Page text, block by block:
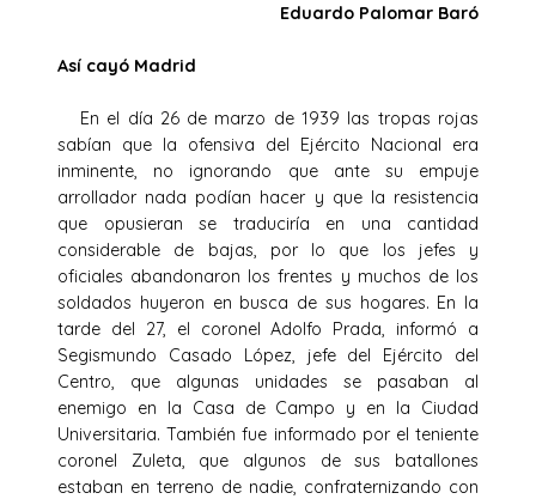
Eduardo Palomar Baró
Así cayó Madrid
En el día 26 de marzo de 1939 las tropas rojas
sabían que la ofensiva del Ejército Nacional era
inminente, no ignorando que ante su empuje
arrollador nada podían hacer y que la resistencia
que opusieran se traduciría en una cantidad
considerable de bajas, por lo que los jefes y
oficiales abandonaron los frentes y muchos de los
soldados huyeron en busca de sus hogares. En la
tarde del 27, el coronel Adolfo Prada, informó a
Segismundo Casado López, jefe del Ejército del
Centro, que algunas unidades se pasaban al
enemigo en la Casa de Campo y en la Ciudad
Universitaria. También fue informado por el teniente
coronel Zuleta, que algunos de sus batallones
estaban en terreno de nadie, confraternizando con